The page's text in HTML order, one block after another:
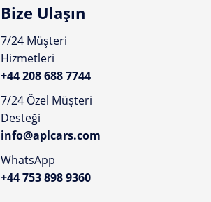
Bize Ulaşın
7/24 Müşteri
Hizmetleri
+44 208 688 7744
7/24 Özel Müşteri
Desteği
info@aplcars.com
WhatsApp
+44 753 898 9360